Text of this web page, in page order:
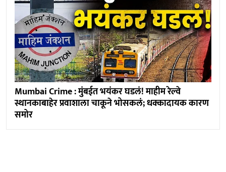
Mumbai Crime : मुंबईत भयंकर घडलं! माहीम रेल्वे
स्थानकाबाहेर प्रवाशाला चाकूने भोसकलं; धक्कादायक कारण
समोर